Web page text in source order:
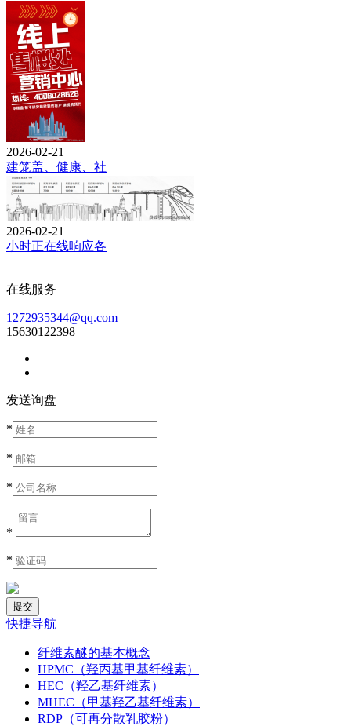
2026-02-21
建笼盖、健康、社
2026-02-21
小时正在线响应各
在线服务
1272935344@qq.com
15630122398
发送询盘
*
*
*
*
*
快捷导航
纤维素醚的基本概念
HPMC（羟丙基甲基纤维素）
HEC（羟乙基纤维素）
MHEC（甲基羟乙基纤维素）
RDP（可再分散乳胶粉）